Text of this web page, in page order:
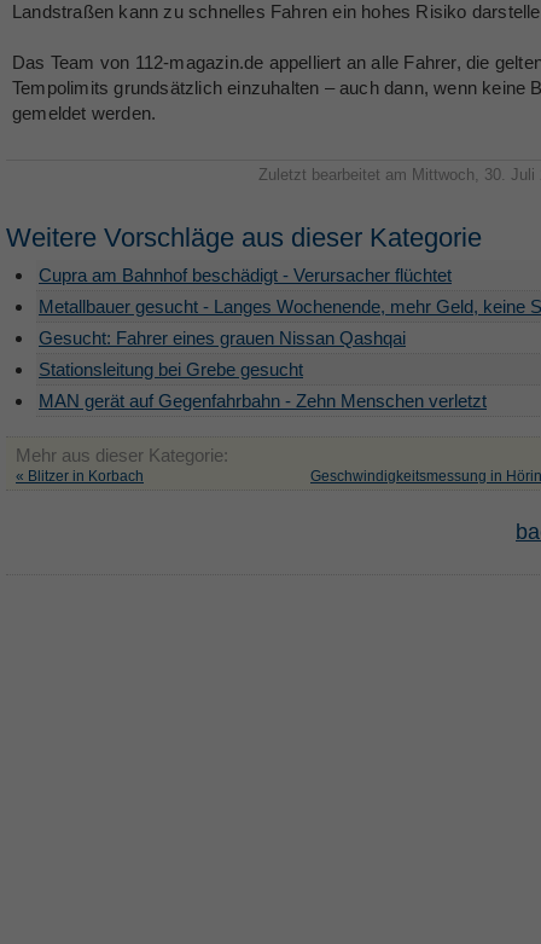
Landstraßen kann zu schnelles Fahren ein hohes Risiko
Das Team von 112-magazin.de appelliert an alle Fahrer, die
Tempolimits grundsätzlich einzuhalten – auch dann, wenn keine
gemeldet werden.
Zuletzt bearbeitet am Mittwoch, 30. Juli
Weitere Vorschläge aus dieser Kategorie
Cupra am Bahnhof beschädigt - Verursacher flüchtet
Metallbauer gesucht - Langes Wochenende, mehr Geld, keine
Gesucht: Fahrer eines grauen Nissan Qashqai
Stationsleitung bei Grebe gesucht
MAN gerät auf Gegenfahrbahn - Zehn Menschen verletzt
Mehr aus dieser Kategorie:
« Blitzer in Korbach Geschwindigkeitsmessung in